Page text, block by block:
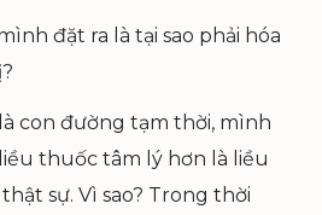
đặt ra là tại sao phải hóa
con đường tạm thời, mình
thuốc tâm lý hơn là liều
sự. Vì sao? Trong thời